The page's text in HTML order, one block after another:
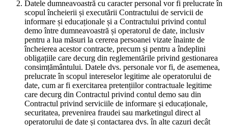
Datele dumneavoastră cu caracter personal vor fi prelucrate în
scopul încheierii și executării Contractului de servicii de
informare și educaționale și a Contractului privind contul
demo între dumneavoastră și operatorul de date, inclusiv
pentru a lua măsuri la cererea persoanei vizate înainte de
încheierea acestor contracte, precum și pentru a îndeplini
obligațiile care decurg din reglementările privind gestionarea
consimțământului. Datele dvs. personale vor fi, de asemenea,
prelucrate în scopul intereselor legitime ale operatorului de
date, cum ar fi exercitarea pretențiilor contractuale legitime
care decurg din Contractul privind contul demo sau din
Contractul privind serviciile de informare și educaționale,
securitatea, prevenirea fraudei sau marketingul direct al
operatorului de date și contactarea dvs. în alte cazuri decât